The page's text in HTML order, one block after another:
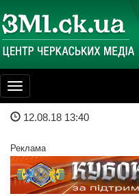
Toggle
navigation
12.08.18 13:40
Реклама